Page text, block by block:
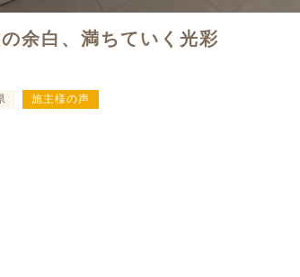
余白、満ちていく光彩
施主様の声